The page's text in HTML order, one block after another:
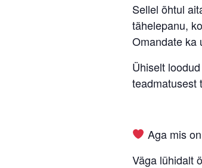
Sellel õhtul
tähelepanu,
Omandate ka
Ühiselt
teadmatusest
Aga mis
Väga lühidalt